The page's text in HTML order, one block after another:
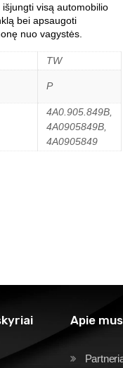
visą automobilio
bei apsaugoti
nuo vagystės.
TW
P
4A0.905.849B,
4A0905849B,
4A0905849
Apie mus